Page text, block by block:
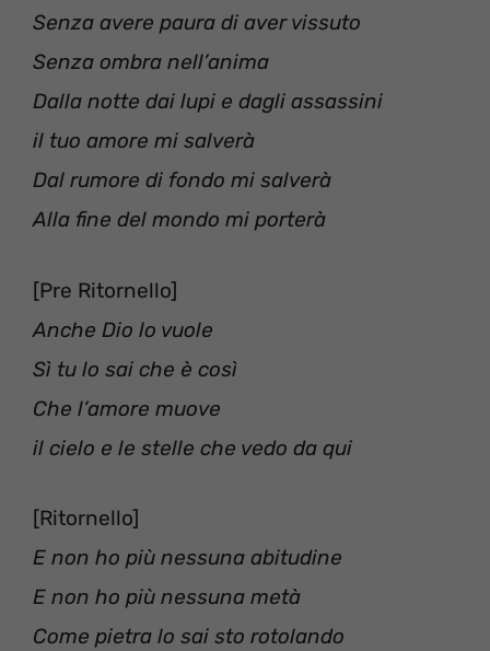
Senza avere paura di aver vissuto
Senza ombra nell’anima
Dalla notte dai lupi e dagli assassini
il tuo amore mi salverà
Dal rumore di fondo mi salverà
Alla fine del mondo mi porterà
[Pre Ritornello]
Anche Dio lo vuole
Sì tu lo sai che è così
Che l’amore muove
il cielo e le stelle che vedo da qui
[Ritornello]
E non ho più nessuna abitudine
E non ho più nessuna metà
Come pietra lo sai sto rotolando